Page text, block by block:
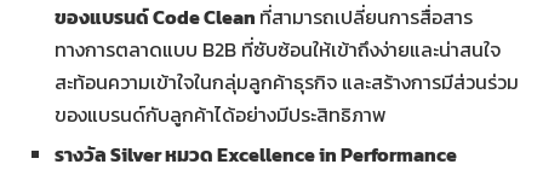
ของแบรนด์ Code Clean ที่สามารถเปลี่ยนการสื่อสาร
ทางการตลาดแบบ B2B ที่ซับซ้อนให้เข้าถึงง่ายและน่าสนใจ
สะท้อนความเข้าใจในกลุ่มลูกค้าธุรกิจ และสร้างการมีส่วนร่วม
ของแบรนด์กับลูกค้าได้อย่างมีประสิทธิภาพ
รางวัลSilver หมวด Excellence in Performance